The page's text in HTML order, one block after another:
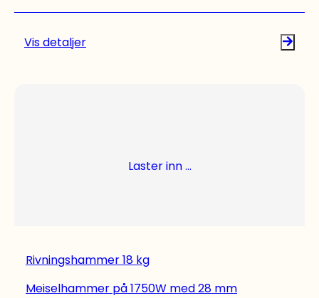
Vis detaljer
Laster inn ...
Rivningshammer 18 kg
Meiselhammer på 1750W med 28 mm